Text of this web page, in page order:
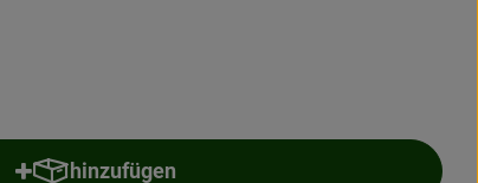
hinzufügen